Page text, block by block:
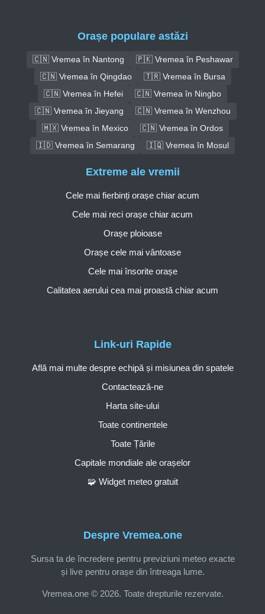
Orașe populare astăzi
🇨🇳 Vremea în Nantong
🇵🇰 Vremea în Peshawar
🇨🇳 Vremea în Qingdao
🇹🇷 Vremea în Bursa
🇨🇳 Vremea în Hefei
🇨🇳 Vremea în Ningbo
🇨🇳 Vremea în Jieyang
🇨🇳 Vremea în Wenzhou
🇲🇽 Vremea în Mexico
🇨🇳 Vremea în Ordos
🇮🇩 Vremea în Semarang
🇮🇶 Vremea în Mosul
Despre Vremea.one
Sursa ta de încredere pentru previziuni meteo exacte
și live pentru orașe din întreaga lume.
Vremea.one © 2026. Toate drepturile rezervate.
Link-uri Rapide
Află mai multe despre echipă și misiunea din spatele
Contactează-ne
Harta site-ului
Toate continentele
Toate Țările
Capitale mondiale ale orașelor
🧩 Widget meteo gratuit
Extreme ale vremii
Cele mai fierbinți orașe chiar acum
Cele mai reci orașe chiar acum
Orașe ploioase
Orașe cele mai vântoase
Cele mai însorite orașe
Calitatea aerului cea mai proastă chiar acum